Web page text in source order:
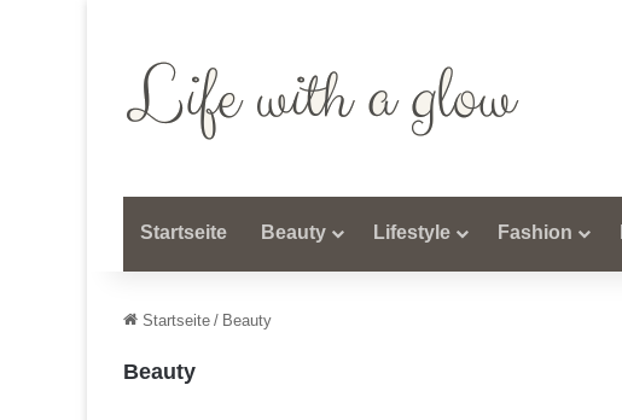
Startseite Beauty Lifestyle Fashion
Startseite / Beauty
Beauty